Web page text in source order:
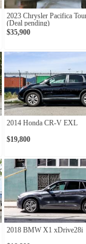
2023 Chrysler Pacifica
(Deal pending)
$35,900
2014 Honda CR-V EXL
$19,800
2018 BMW X1 xDrive28i